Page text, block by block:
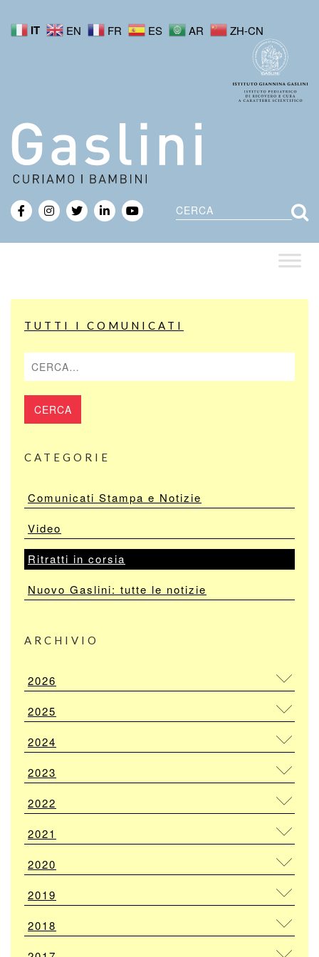
IT EN FR ES AR ZH-CN
Cerca
TUTTI I COMUNICATI
CATEGORIE
Comunicati Stampa e Notizie
Video
Ritratti in corsia
Nuovo Gaslini: tutte le notizie
ARCHIVIO
2026
2025
2024
2023
2022
2021
2020
2019
2018